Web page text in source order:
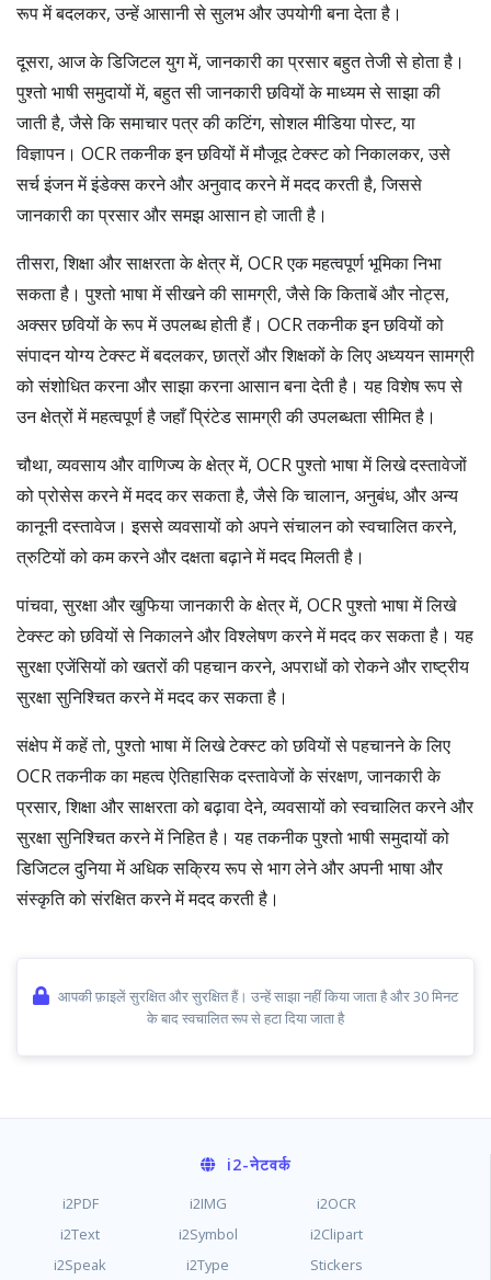
रूप में बदलकर, उन्हें आसानी से सुलभ और उपयोगी बना देता है।
दूसरा, आज के डिजिटल युग में, जानकारी का प्रसार बहुत तेजी से होता है।
पुश्तो भाषी समुदायों में, बहुत सी जानकारी छवियों के माध्यम से साझा की
जाती है, जैसे कि समाचार पत्र की कटिंग, सोशल मीडिया पोस्ट, या
विज्ञापन। OCR तकनीक इन छवियों में मौजूद टेक्स्ट को निकालकर, उसे
सर्च इंजन में इंडेक्स करने और अनुवाद करने में मदद करती है, जिससे
जानकारी का प्रसार और समझ आसान हो जाती है।
तीसरा, शिक्षा और साक्षरता के क्षेत्र में, OCR एक महत्वपूर्ण भूमिका निभा
सकता है। पुश्तो भाषा में सीखने की सामग्री, जैसे कि किताबें और नोट्स,
अक्सर छवियों के रूप में उपलब्ध होती हैं। OCR तकनीक इन छवियों को
संपादन योग्य टेक्स्ट में बदलकर, छात्रों और शिक्षकों के लिए अध्ययन सामग्री
को संशोधित करना और साझा करना आसान बना देती है। यह विशेष रूप से
उन क्षेत्रों में महत्वपूर्ण है जहाँ प्रिंटेड सामग्री की उपलब्धता सीमित है।
चौथा, व्यवसाय और वाणिज्य के क्षेत्र में, OCR पुश्तो भाषा में लिखे दस्तावेजों
को प्रोसेस करने में मदद कर सकता है, जैसे कि चालान, अनुबंध, और अन्य
कानूनी दस्तावेज। इससे व्यवसायों को अपने संचालन को स्वचालित करने,
त्रुटियों को कम करने और दक्षता बढ़ाने में मदद मिलती है।
पांचवा, सुरक्षा और खुफिया जानकारी के क्षेत्र में, OCR पुश्तो भाषा में लिखे
टेक्स्ट को छवियों से निकालने और विश्लेषण करने में मदद कर सकता है। यह
सुरक्षा एजेंसियों को खतरों की पहचान करने, अपराधों को रोकने और राष्ट्रीय
सुरक्षा सुनिश्चित करने में मदद कर सकता है।
संक्षेप में कहें तो, पुश्तो भाषा में लिखे टेक्स्ट को छवियों से पहचानने के लिए
OCR तकनीक का महत्व ऐतिहासिक दस्तावेजों के संरक्षण, जानकारी के
प्रसार, शिक्षा और साक्षरता को बढ़ावा देने, व्यवसायों को स्वचालित करने और
सुरक्षा सुनिश्चित करने में निहित है। यह तकनीक पुश्तो भाषी समुदायों को
डिजिटल दुनिया में अधिक सक्रिय रूप से भाग लेने और अपनी भाषा और
संस्कृति को संरक्षित करने में मदद करती है।
आपकी फ़ाइलें सुरक्षित और सुरक्षित हैं। उन्हें साझा नहीं किया जाता है और 30 मिनट
के बाद स्वचालित रूप से हटा दिया जाता है
i2-नेटवर्क
i2PDF i2IMG
i2OCR
i2Text
i2Symbol
i2Clipart
i2Speak
i2Type Stickers